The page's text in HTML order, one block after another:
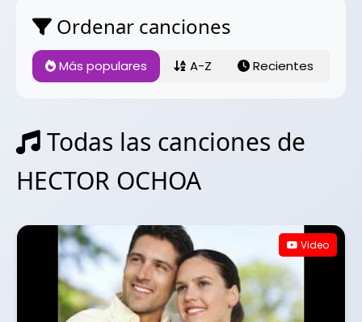
Ordenar canciones
Más populares A-Z Recientes
Todas las canciones de
HECTOR OCHOA
Video